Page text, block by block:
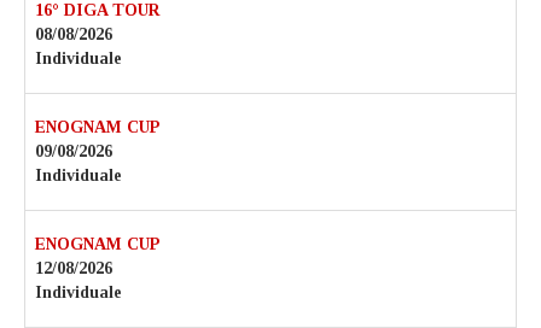
16° DIGA TOUR
08/08/2026
Individuale
ENOGNAM CUP
09/08/2026
Individuale
ENOGNAM CUP
12/08/2026
Individuale